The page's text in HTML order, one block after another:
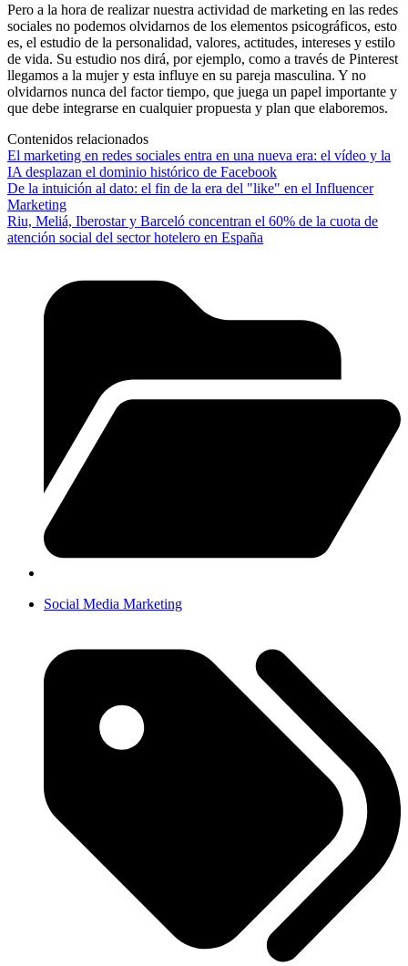
Pero a la hora de realizar nuestra actividad de marketing en las redes
sociales no podemos olvidarnos de los elementos psicográficos, esto
es, el estudio de la personalidad, valores, actitudes, intereses y estilo
de vida. Su estudio nos dirá, por ejemplo, como a través de Pinterest
llegamos a la mujer y esta influye en su pareja masculina. Y no
olvidarnos nunca del factor tiempo, que juega un papel importante y
que debe integrarse en cualquier propuesta y plan que elaboremos.
Contenidos relacionados
El marketing en redes sociales entra en una nueva era: el vídeo y la
IA desplazan el dominio histórico de Facebook
De la intuición al dato: el fin de la era del "like" en el Influencer
Marketing
Riu, Meliá, Iberostar y Barceló concentran el 60% de la cuota de
atención social del sector hotelero en España
Social Media Marketing